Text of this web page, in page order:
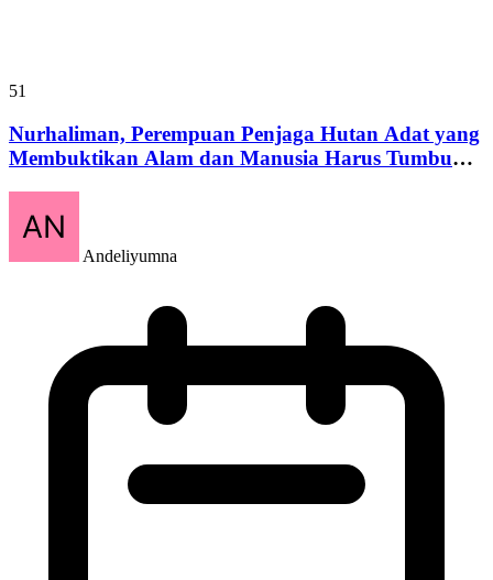
51
Nurhaliman, Perempuan Penjaga Hutan Adat yang
Membuktikan Alam dan Manusia Harus Tumbuh
Andeliyumna